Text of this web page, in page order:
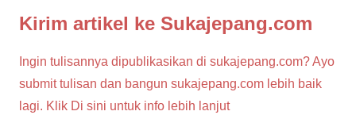
Kirim artikel ke Sukajepang.com
Ingin tulisannya dipublikasikan di sukajepang.com? Ayo
submit tulisan dan bangun sukajepang.com lebih baik
lagi. Klik Di sini untuk info lebih lanjut